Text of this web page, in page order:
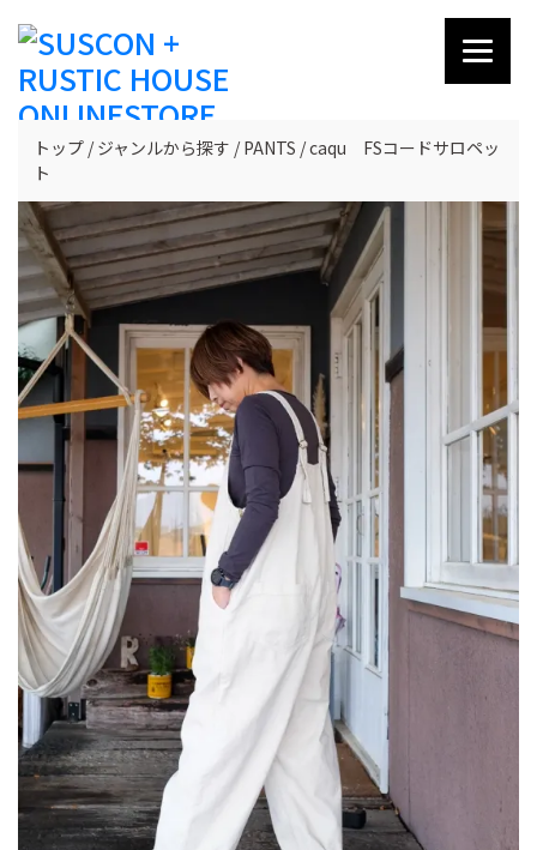
トップ ジャンルから探す PANTS caqu FSコードサロペッ
ト